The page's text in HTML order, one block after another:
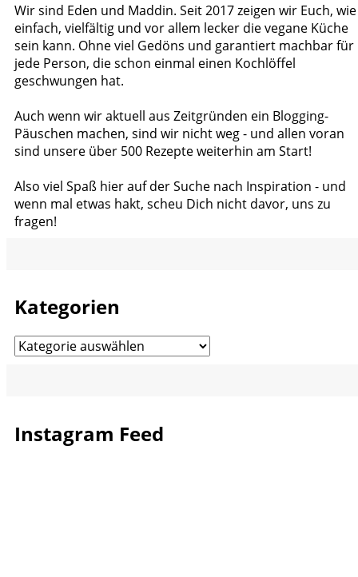
Wir sind Eden und Maddin. Seit 2017 zeigen wir Euch, wie
einfach, vielfältig und vor allem lecker die vegane Küche
sein kann. Ohne viel Gedöns und garantiert machbar für
jede Person, die schon einmal einen Kochlöffel
geschwungen hat.
Auch wenn wir aktuell aus Zeitgründen ein Blogging-
Päuschen machen, sind wir nicht weg - und allen voran
sind unsere über 500 Rezepte weiterhin am Start!
Also viel Spaß hier auf der Suche nach Inspiration - und
wenn mal etwas hakt, scheu Dich nicht davor, uns zu
fragen!
Kategorien
Kategorien
Instagram Feed